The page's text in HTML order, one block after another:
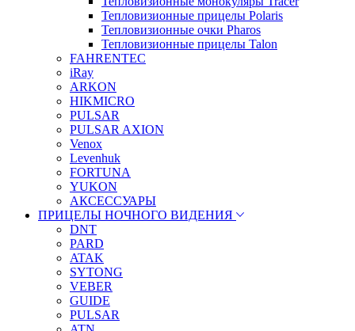
Тепловизионные прицелы Polaris
Тепловизионные очки Pharos
Тепловизионные прицелы Talon
FAHRENTEC
iRay
ARKON
HIKMICRO
PULSAR
PULSAR AXION
Venox
Levenhuk
FORTUNA
YUKON
АКСЕССУАРЫ
ПРИЦЕЛЫ НОЧНОГО ВИДЕНИЯ
DNT
PARD
ATAK
SYTONG
VEBER
GUIDE
PULSAR